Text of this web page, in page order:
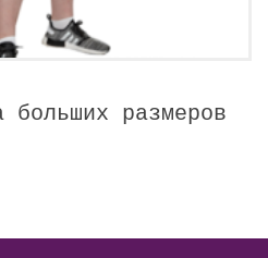
больших размеров